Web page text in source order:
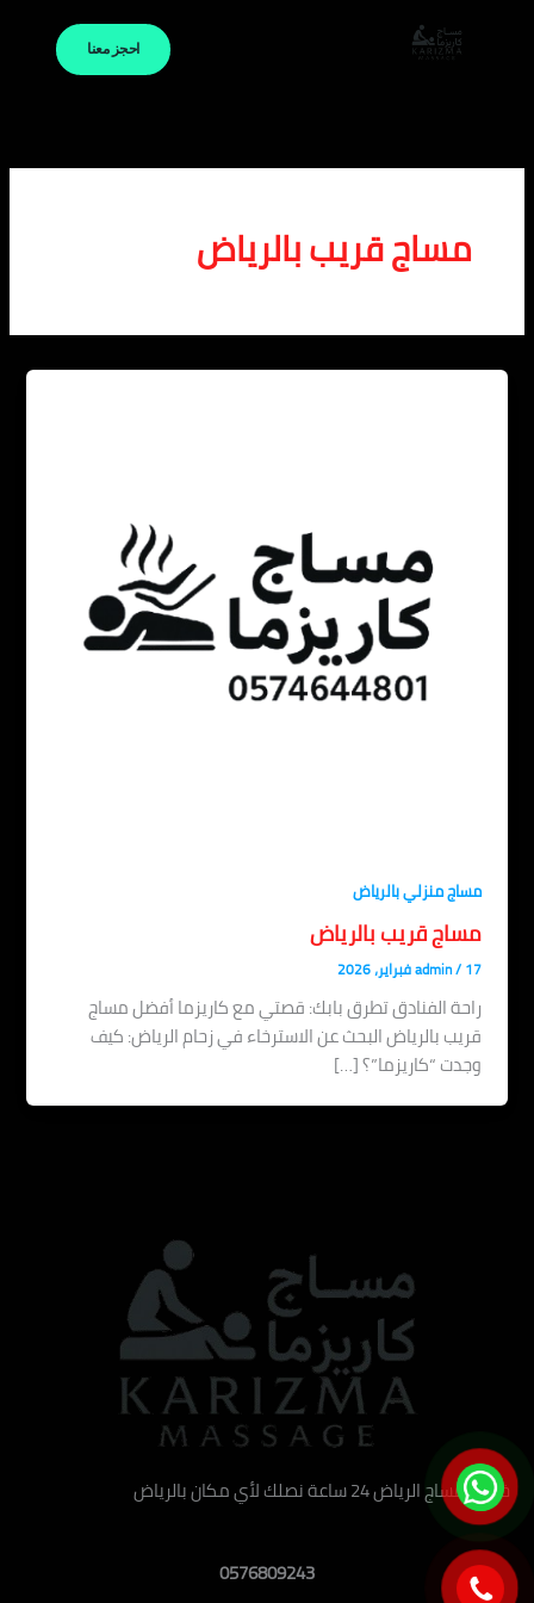
احجز معنا
مساج قريب بالرياض
مساج منزلي بالرياض
مساج قريب بالرياض
admin/17 فبراير، 2026
راحة الفنادق تطرق بابك: قصتي مع كاريزما أفضل مساج
قريب بالرياض البحث عن الاسترخاء في زحام الرياض: كيف
وجدت “كاريزما”؟ […]
خدمة مساج الرياض 24 ساعة نصلك لأي مكان بالرياض
0576809243